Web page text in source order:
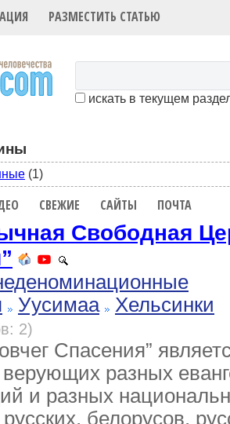
РАЗМЕСТИТЬ СТАТЬЮ
искать в текущем
(1)
СВЕЖИЕ САЙТЫ ПОЧТА
Свободная
Уусимаа Хельсинки
2)
Спасения”
разных
и разных
белорусов,